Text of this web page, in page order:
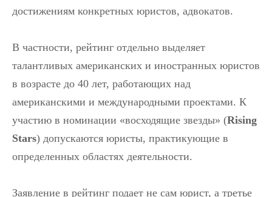
достижениям конкретных юристов, адвокатов.
В частности, рейтинг отдельно выделяет
талантливых американских и иностранных юристов
в возрасте до 40 лет, работающих над
американскими и международными проектами. К
участию в номинации «восходящие звезды» (Rising
Stars) допускаются юристы, практикующие в
определенных областях деятельности.
Заявление в рейтинг подает не сам юрист, а третье